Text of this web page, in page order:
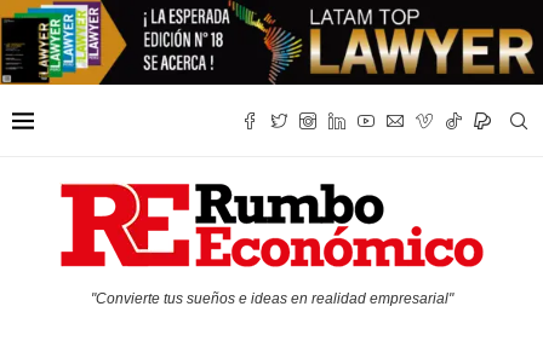
"Convierte tus sueños e ideas en realidad empresarial"